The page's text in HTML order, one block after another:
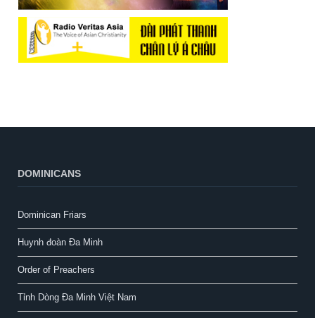
DOMINICANS
Dominican Friars
Huynh đoàn Đa Minh
Order of Preachers
Tỉnh Dòng Đa Minh Việt Nam